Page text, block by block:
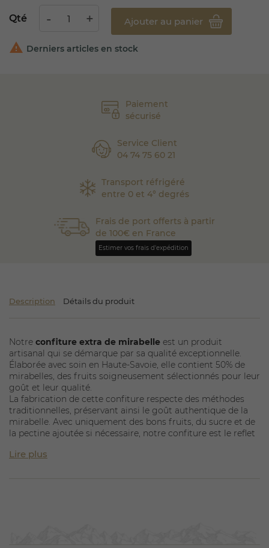
Paiement
sécurisé
Service Client
04 74 75 60 21
Transport réfrigéré
entre 0 et 4° degrés
Frais de port offerts à partir
de 100€ en France
Estimer vos frais d'expédition
Description Détails du produit
Notre confiture extra de mirabelle est un produit
artisanal qui se démarque par sa qualité exceptionnelle.
Élaborée avec soin en Haute-Savoie, elle contient 50% de
mirabelles, des fruits soigneusement sélectionnés pour leur
goût et leur qualité.
La fabrication de cette confiture respecte des méthodes
traditionnelles, préservant ainsi le goût authentique de la
mirabelle. Avec uniquement des bons fruits, du sucre et de
la pectine ajoutée si nécessaire, notre confiture est le reflet
de garantir une texture lisse et un goût riche, idéal pour
Lire plus
Qté Ajouter au panier
 Derniers articles en stock